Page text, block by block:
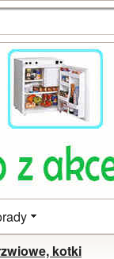
kotki